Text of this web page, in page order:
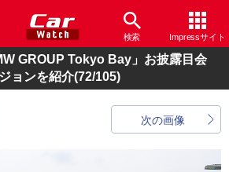
検索 Impressサイト
GROUP Tokyo Bay」お披露目会
ョンを紹介(72/105)
次の画像